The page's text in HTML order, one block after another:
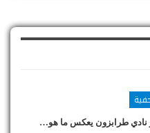
نادي طرابزون يعكس ما هو…